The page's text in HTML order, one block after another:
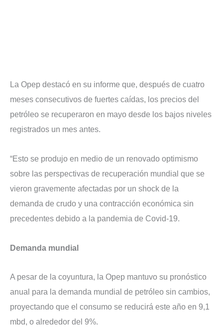
La Opep destacó en su informe que, después de cuatro
meses consecutivos de fuertes caídas, los precios del
petróleo se recuperaron en mayo desde los bajos niveles
registrados un mes antes.
“Esto se produjo en medio de un renovado optimismo
sobre las perspectivas de recuperación mundial que se
vieron gravemente afectadas por un shock de la
demanda de crudo y una contracción económica sin
precedentes debido a la pandemia de Covid-19.
Demanda mundial
A pesar de la coyuntura, la Opep mantuvo su pronóstico
anual para la demanda mundial de petróleo sin cambios,
proyectando que el consumo se reducirá este año en 9,1
mbd, o alrededor del 9%.